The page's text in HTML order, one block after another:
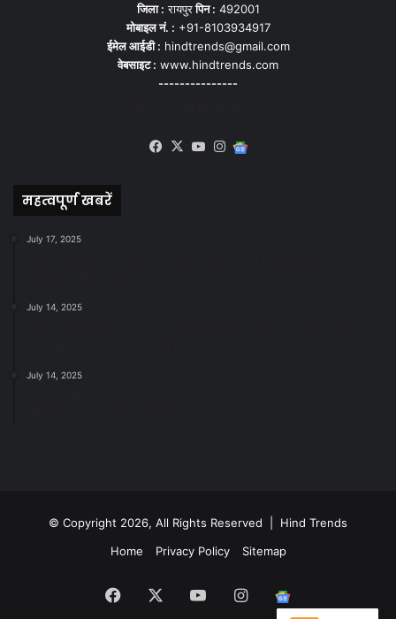
जिला : रायपुरपिन : 492001
मोबाइल नं. : +91-8103934917
ईमेल आईडी : hindtrends@gmail.com
वेबसाइट : www.hindtrends.com
---------------
Facebook
X YouTubeInstagram
महत्वपूर्ण खबरें
July 17, 2025
July 14, 2025
July 14, 2025
© Copyright 2026, All Rights Reserved | Hind Trends
Home
Privacy Policy Sitemap
Facebook YouTubeInstagram